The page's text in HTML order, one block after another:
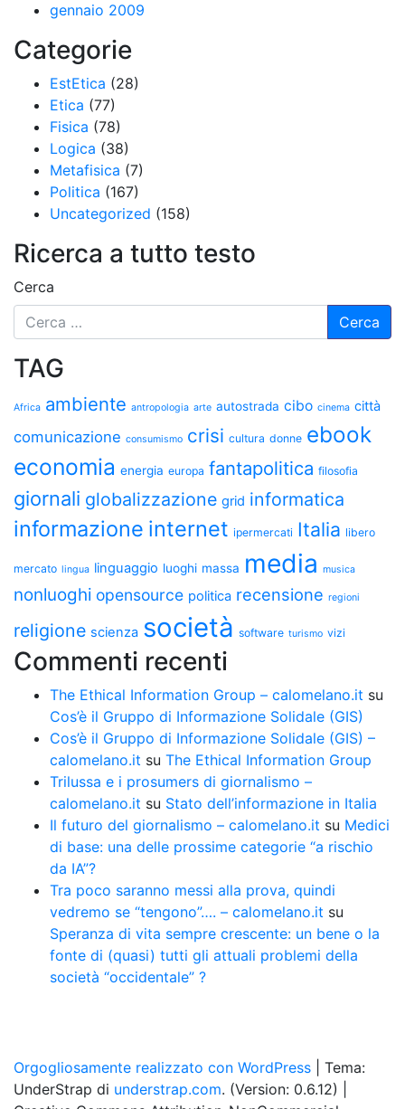
gennaio 2009
Categorie
EstEtica (28)
Etica (77)
Fisica (78)
Logica (38)
Metafisica (7)
Politica (167)
Uncategorized (158)
Ricerca a tutto testo
Cerca
TAG
Africa ambiente antropologia arte autostrada cibo cinema città
comunicazione consumismo crisi cultura donne ebook
economia energia europa fantapolitica filosofia
giornali globalizzazione grid informatica
informazione internet ipermercati Italia libero
mercato lingua linguaggio luoghi massa media musica
nonluoghi opensource politica recensione regioni
religione scienza società software turismo vizi
Commenti recenti
The Ethical Information Group – calomelano.it su
Cos’è il Gruppo di Informazione Solidale (GIS)
Cos’è il Gruppo di Informazione Solidale (GIS) –
calomelano.it su The Ethical Information Group
Trilussa e i prosumers di giornalismo –
calomelano.it su Stato dell’informazione in Italia
Il futuro del giornalismo – calomelano.it su Medici
di base: una delle prossime categorie “a rischio
da IA”?
Tra poco saranno messi alla prova, quindi
vedremo se “tengono”…. – calomelano.it su
Speranza di vita sempre crescente: un bene o la
fonte di (quasi) tutti gli attuali problemi della
società “occidentale” ?
Orgogliosamente realizzato con WordPress
Tema:
UnderStrap di understrap.com. (Version: 0.6.12)